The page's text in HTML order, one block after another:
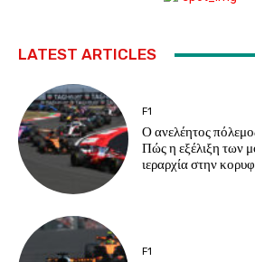
LATEST ARTICLES
F1
Ο ανελέητος
Πώς η εξέλιξη των
ιεραρχία στην
F1